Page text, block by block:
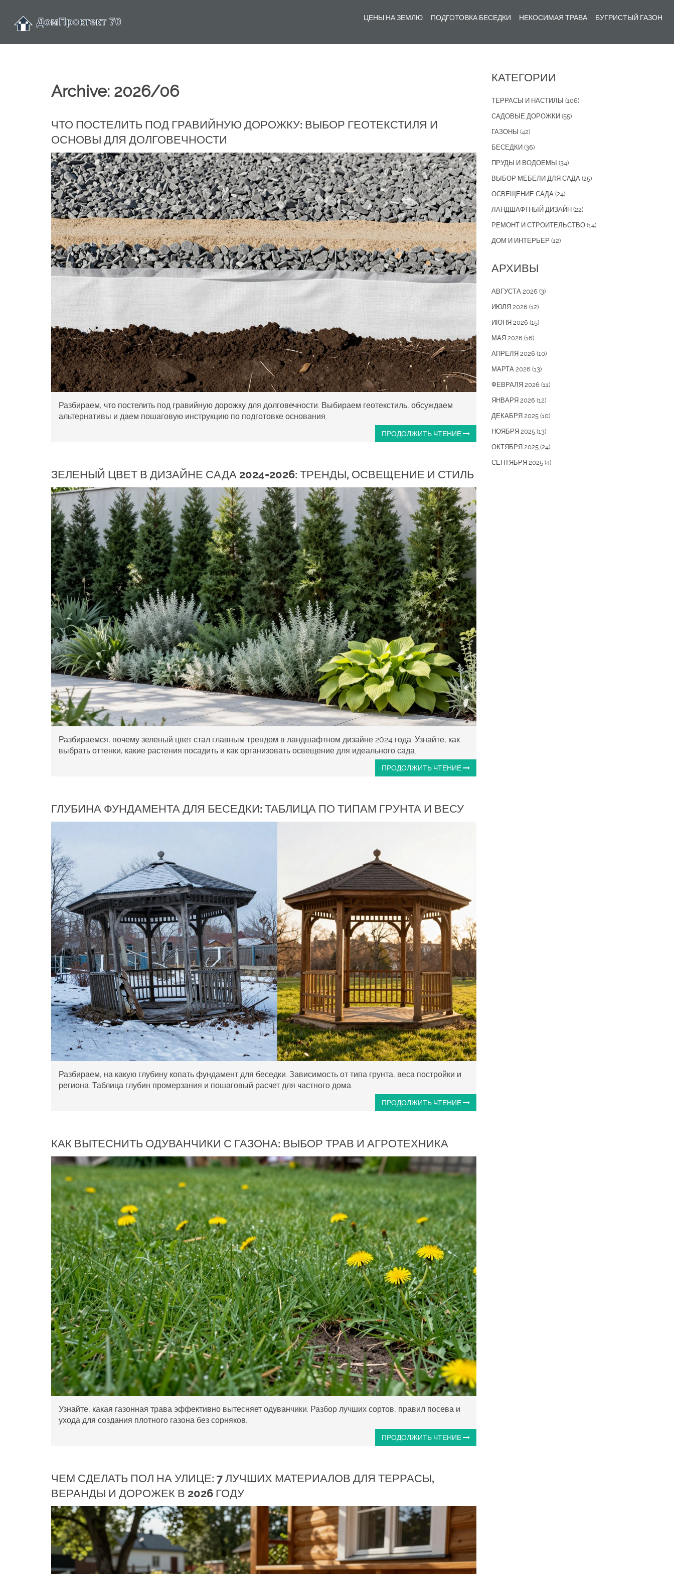
ЦЕНЫ НА ЗЕМЛЮ ПОДГОТОВКА БЕСЕДКИ НЕКОСИМАЯ ТРАВА БУГРИСТЫЙ ГАЗОН
Archive: 2026/06
ЧТО ПОСТЕЛИТЬ ПОД ГРАВИЙНУЮ ДОРОЖКУ: ВЫБОР ГЕОТЕКСТИЛЯ И
ОСНОВЫ ДЛЯ ДОЛГОВЕЧНОСТИ
Разбираем, что постелить под гравийную дорожку для долговечности. Выбираем геотекстиль, обсуждаем
альтернативы и даем пошаговую инструкцию по подготовке основания.
ПРОДОЛЖИТЬ ЧТЕНИЕ
ЗЕЛЕНЫЙ ЦВЕТ В ДИЗАЙНЕ САДА 2024-2026: ТРЕНДЫ, ОСВЕЩЕНИЕ И СТИЛЬ
Разбираемся, почему зеленый цвет стал главным трендом в ландшафтном дизайне 2024 года. Узнайте, как
выбрать оттенки, какие растения посадить и как организовать освещение для идеального сада.
ПРОДОЛЖИТЬ ЧТЕНИЕ
ГЛУБИНА ФУНДАМЕНТА ДЛЯ БЕСЕДКИ: ТАБЛИЦА ПО ТИПАМ ГРУНТА И ВЕСУ
Разбираем, на какую глубину копать фундамент для беседки. Зависимость от типа грунта, веса постройки и
региона. Таблица глубин промерзания и пошаговый расчет для частного дома.
ПРОДОЛЖИТЬ ЧТЕНИЕ
КАК ВЫТЕСНИТЬ ОДУВАНЧИКИ С ГАЗОНА: ВЫБОР ТРАВ И АГРОТЕХНИКА
Узнайте, какая газонная трава эффективно вытесняет одуванчики. Разбор лучших сортов, правил посева и
ухода для создания плотного газона без сорняков.
ПРОДОЛЖИТЬ ЧТЕНИЕ
ЧЕМ СДЕЛАТЬ ПОЛ НА УЛИЦЕ: 7 ЛУЧШИХ МАТЕРИАЛОВ ДЛЯ ТЕРРАСЫ,
ВЕРАНДЫ И ДОРОЖЕК В 2026 ГОДУ
КАТЕГОРИИ
ТЕРРАСЫ И НАСТИЛЫ (106)
САДОВЫЕ ДОРОЖКИ (55)
ГАЗОНЫ (42)
БЕСЕДКИ (36)
ПРУДЫ И ВОДОЕМЫ (34)
ВЫБОР МЕБЕЛИ ДЛЯ САДА (25)
ОСВЕЩЕНИЕ САДА (24)
ЛАНДШАФТНЫЙ ДИЗАЙН (22)
РЕМОНТ И СТРОИТЕЛЬСТВО (14)
ДОМ И ИНТЕРЬЕР (12)
АРХИВЫ
АВГУСТА 2026 (3)
ИЮЛЯ 2026 (12)
ИЮНЯ 2026 (15)
МАЯ 2026 (16)
АПРЕЛЯ 2026 (10)
МАРТА 2026 (13)
ФЕВРАЛЯ 2026 (11)
ЯНВАРЯ 2026 (12)
ДЕКАБРЯ 2025 (10)
НОЯБРЯ 2025 (13)
ОКТЯБРЯ 2025 (24)
СЕНТЯБРЯ 2025 (4)